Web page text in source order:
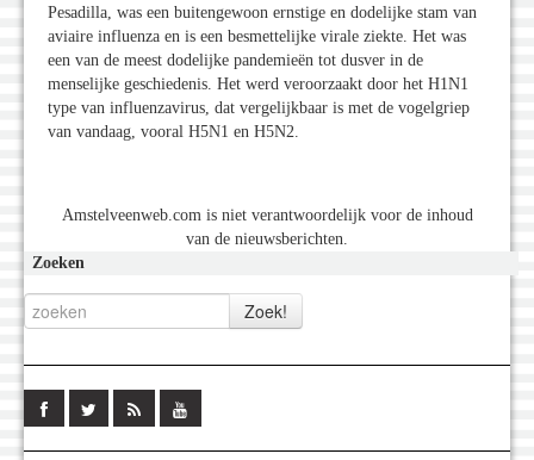
Pesadilla, was een buitengewoon ernstige en dodelijke stam van
aviaire influenza en is een besmettelijke virale ziekte. Het was
een van de meest dodelijke pandemieën tot dusver in de
menselijke geschiedenis. Het werd veroorzaakt door het H1N1
type van influenzavirus, dat vergelijkbaar is met de vogelgriep
van vandaag, vooral H5N1 en H5N2.
Amstelveenweb.com is niet verantwoordelijk voor de inhoud
van de nieuwsberichten.
Zoeken